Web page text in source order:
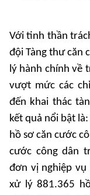
Với tinh thần
đội Tàng thư căn
lý hành chính về
vượt mức các
đến khai thác
kết quả nổi bật
hồ sơ căn cước
cước công dân
đơn vị nghiệp
xử lý 881.365